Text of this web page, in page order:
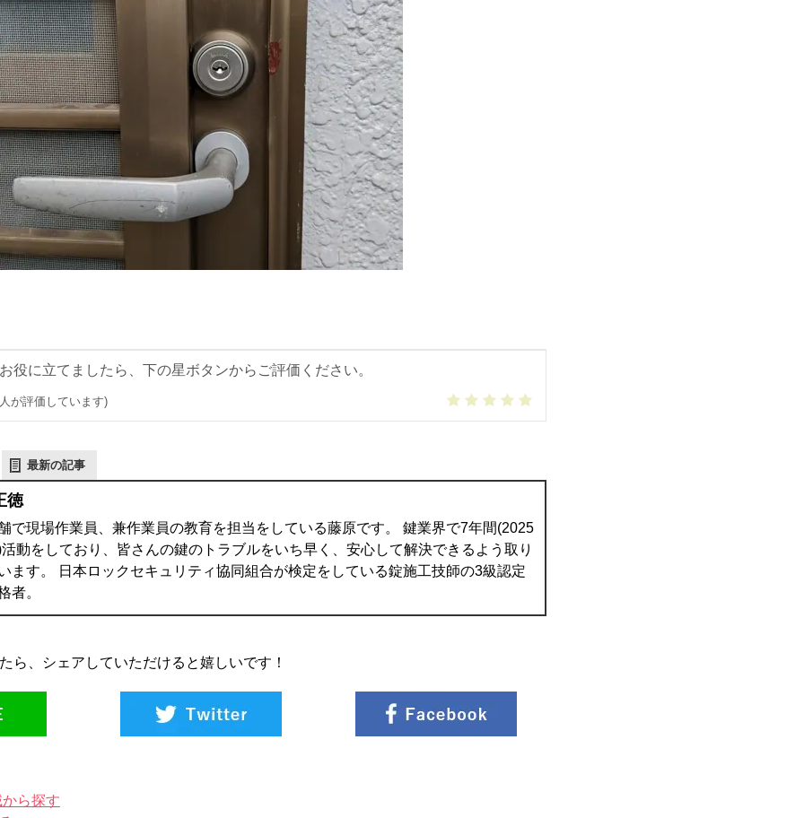
役に立てましたら、下の星ボタンからご評価ください。
が評価しています)
最新の記事
徳
で現場作業員、兼作業員の教育を担当をしている藤原です。 鍵業界で7年間(2025
動をしており、皆さんの鍵のトラブルをいち早く、安心して解決できるよう取り
ます。 日本ロックセキュリティ協同組合が検定をしている錠施工技師の3級認定
者。
ら、シェアしていただけると嬉しいです！
ら探す